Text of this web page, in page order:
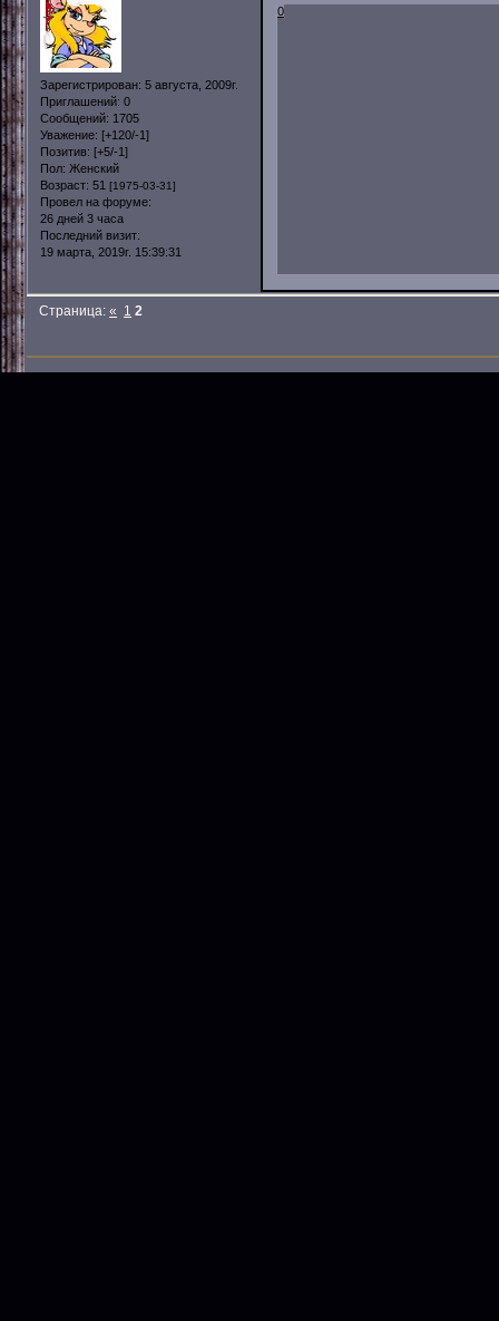
Зарегистрирован: 5 августа, 2009г.
Приглашений: 0
Сообщений: 1705
Уважение: [+120/-1]
Позитив: [+5/-1]
Пол: Женский
Возраст: 51 [1975-03-31]
Провел на форуме:
26 дней 3 часа
Последний визит:
19 марта, 2019г. 15:39:31
0
Страница:« 1 2